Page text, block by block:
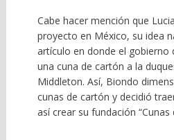
Cabe hacer mención que
proyecto en México, su idea
artículo en donde el gobierno
una cuna de cartón a la
Middleton. Así, Biondo
cunas de cartón y decidió
así crear su fundación “Cunas